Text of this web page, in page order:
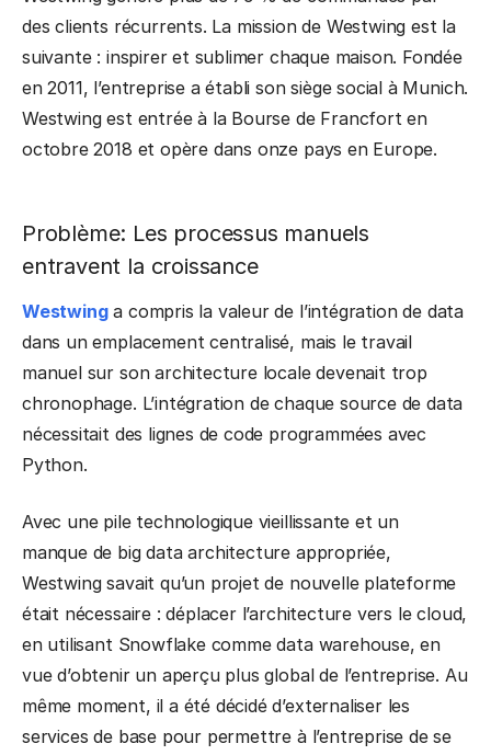
des clients récurrents. La mission de Westwing est la
suivante : inspirer et sublimer chaque maison. Fondée
en 2011, l’entreprise a établi son siège social à Munich.
Westwing est entrée à la Bourse de Francfort en
octobre 2018 et opère dans onze pays en Europe.
Problème: Les processus manuels
entravent la croissance
Westwinga compris la valeur de l’intégration de data
dans un emplacement centralisé, mais le travail
manuel sur son architecture locale devenait trop
chronophage. L’intégration de chaque source de data
nécessitait des lignes de code programmées avec
Python.
Avec une pile technologique vieillissante et un
manque de big data architecture appropriée,
Westwing savait qu’un projet de nouvelle plateforme
était nécessaire : déplacer l’architecture vers le cloud,
en utilisant Snowflake comme data warehouse, en
vue d’obtenir un aperçu plus global de l’entreprise. Au
même moment, il a été décidé d’externaliser les
services de base pour permettre à l’entreprise de se